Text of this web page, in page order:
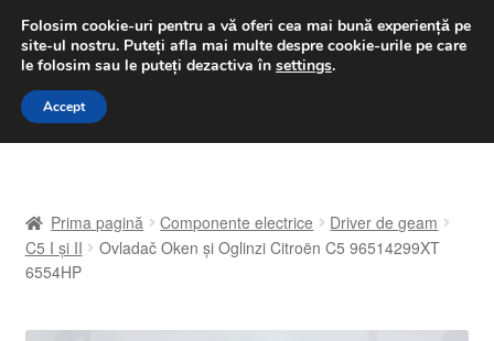
LIVRARE de la 33 lei
luni-vineri 9 a.m. - 4 p.m.031 229 6816
Sari
Sari
A lua legatura
Prima pagină Componente electrice
Driver de geam
C5 I și II
Ovladač Oken și Oglinzi Citroën C5 96514299XT
6554HP
Folosim cookie-uri pentru a vă oferi cea mai bună experiență pe
site-ul nostru. Puteți afla mai multe despre cookie-urile pe care
le folosim sau le puteți dezactiva în settings.
Accept